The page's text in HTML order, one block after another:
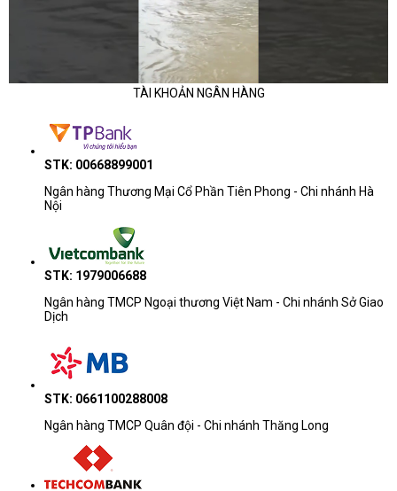
TÀI KHOẢN NGÂN HÀNG
STK: 00668899001
Ngân hàng Thương Mại Cổ Phần Tiên Phong - Chi nhánh Hà
Nội
STK: 1979006688
Ngân hàng TMCP Ngoại thương Việt Nam - Chi nhánh Sở Giao
Dịch
STK: 0661100288008
Ngân hàng TMCP Quân đội - Chi nhánh Thăng Long